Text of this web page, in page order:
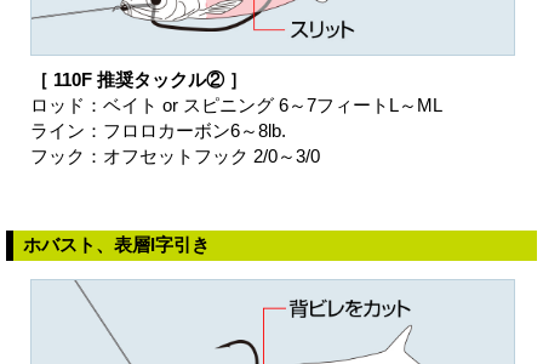
［ 110F 推奨タックル② ］
ロッド：ベイト or スピニング 6～7フィートL～ML
ライン：フロロカーボン6～8lb.
フック：オフセットフック 2/0～3/0
ホバスト、表層I字引き